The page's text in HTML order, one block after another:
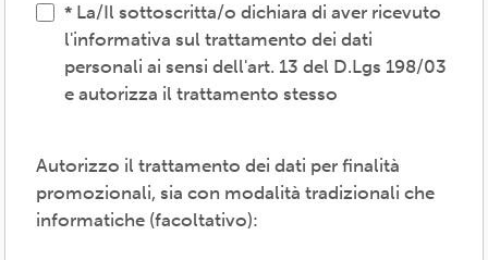
vigenti, inviare comunicazioni promozionali.
Il trattamento verrà effettuato: con modalità
cartacea e/o informatica; in modo lecito,
interni e/o comunicando i dati a soggetti
esterni (amministrazioni/autorità; fornitori di
specifici servizi di supporto -es. consulenza
La/Il sottoscritta/o dichiara di aver ricevuto
l'informativa sul trattamento dei dati
personali ai sensi dell'art. 13 del D.Lgs 198/03
e autorizza il trattamento stesso
Autorizzo il trattamento dei dati per finalità
promozionali, sia con modalità tradizionali che
informatiche (facoltativo):